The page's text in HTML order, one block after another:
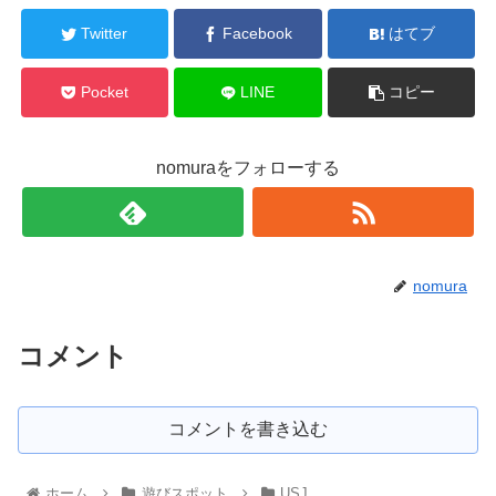
Twitter Facebook はてブ
Pocket LINE コピー
nomuraをフォローする
nomura
コメント
コメントを書き込む